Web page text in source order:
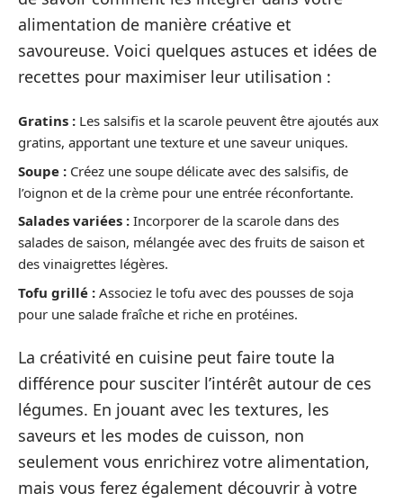
alimentation de manière créative et
savoureuse. Voici quelques astuces et idées de
recettes pour maximiser leur utilisation :
Gratins : Les salsifis et la scarole peuvent être ajoutés aux
gratins, apportant une texture et une saveur uniques.
Soupe : Créez une soupe délicate avec des salsifis, de
l’oignon et de la crème pour une entrée réconfortante.
Salades variées : Incorporer de la scarole dans des
salades de saison, mélangée avec des fruits de saison et
des vinaigrettes légères.
Tofu grillé : Associez le tofu avec des pousses de soja
pour une salade fraîche et riche en protéines.
La créativité en cuisine peut faire toute la
différence pour susciter l’intérêt autour de ces
légumes. En jouant avec les textures, les
saveurs et les modes de cuisson, non
seulement vous enrichirez votre alimentation,
mais vous ferez également découvrir à votre